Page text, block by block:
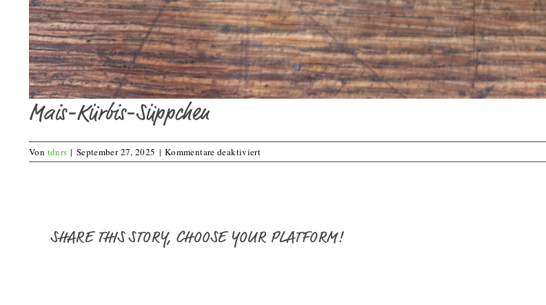
Mais-Kürbis-Süppchen
Von tdnrs | September 27, 2025 | Kommentare deaktiviertfür
Mais-
SHARE THIS STORY, CHOOSE YOUR PLATFORM!